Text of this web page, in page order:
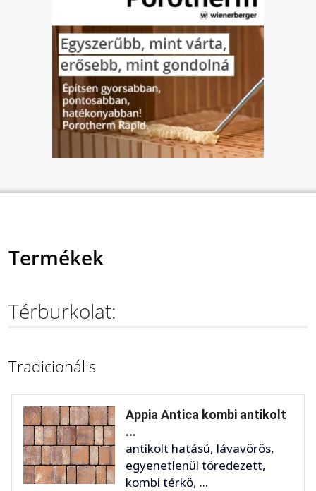
Termékek
Térburkolat:
Tradicionális
Appia Antica kombi antikolt
...
antikolt hatású, lávavörös,
egyenetlenül töredezett,
kombi térkő, ...